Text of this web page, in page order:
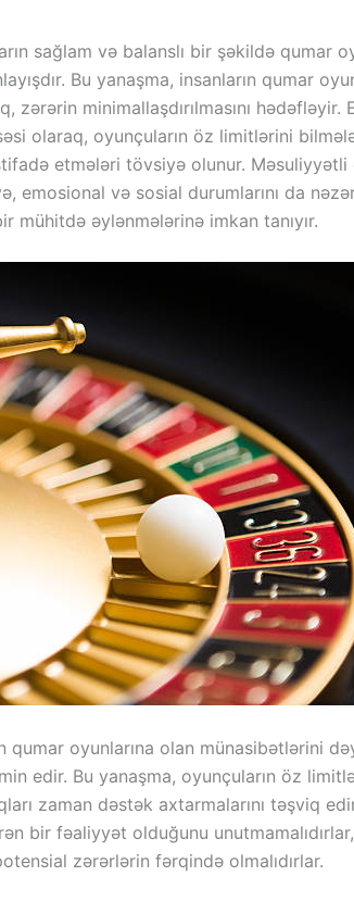
sağlam və balanslı bir şəkildə qumar
Bu yanaşma, insanların qumar
zərərin minimallaşdırılmasını hədəfləyir.
olaraq, oyunçuların öz limitlərini
etmələri tövsiyə olunur. Məsuliyyətli
emosional və sosial durumlarını da
mühitdə əylənmələrinə imkan tanıyır.
qumar oyunlarına olan münasibətlərini
edir. Bu yanaşma, oyunçuların öz
zaman dəstək axtarmalarını təşviq
bir fəaliyyət olduğunu
zərərlərin fərqində olmalıdırlar.